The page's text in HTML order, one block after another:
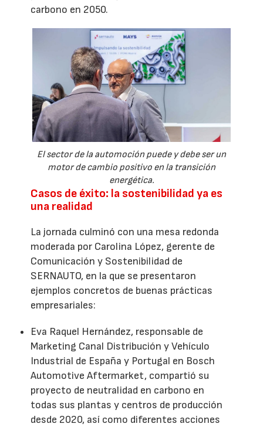
carbono en 2050.
El sector de la automoción puede y debe ser un
motor de cambio positivo en la transición
energética.
Casos de éxito: la sostenibilidad ya es
una realidad
La jornada culminó con una mesa redonda
moderada por Carolina López, gerente de
Comunicación y Sostenibilidad de
SERNAUTO, en la que se presentaron
ejemplos concretos de buenas prácticas
empresariales:
Eva Raquel Hernández, responsable de
Marketing Canal Distribución y Vehículo
Industrial de España y Portugal en Bosch
Automotive Aftermarket, compartió su
proyecto de neutralidad en carbono en
todas sus plantas y centros de producción
desde 2020, así como diferentes acciones